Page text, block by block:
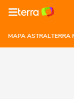
MAPA ASTRALTERRA